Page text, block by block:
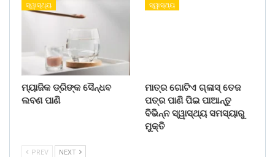
ସ୍ୱାସ୍ଥ୍ୟ
ମ୍ୟାଜିକ ଡ୍ରିଙ୍କ ସୈନ୍ଧବ
ଲବଣ ପାଣି
ସ୍ୱାସ୍ଥ୍ୟ
ମାତ୍ର ଗୋଟିଏ ଗ୍ଳାସ୍ ତେଜ
ପତ୍ର ପାଣି ପିଇ ପାଆନ୍ତୁ
ବିଭିନ୍ନ ସ୍ୱାସ୍ଥ୍ୟ ସମସ୍ୟାରୁ
ମୁକ୍ତି
PREV NEXT